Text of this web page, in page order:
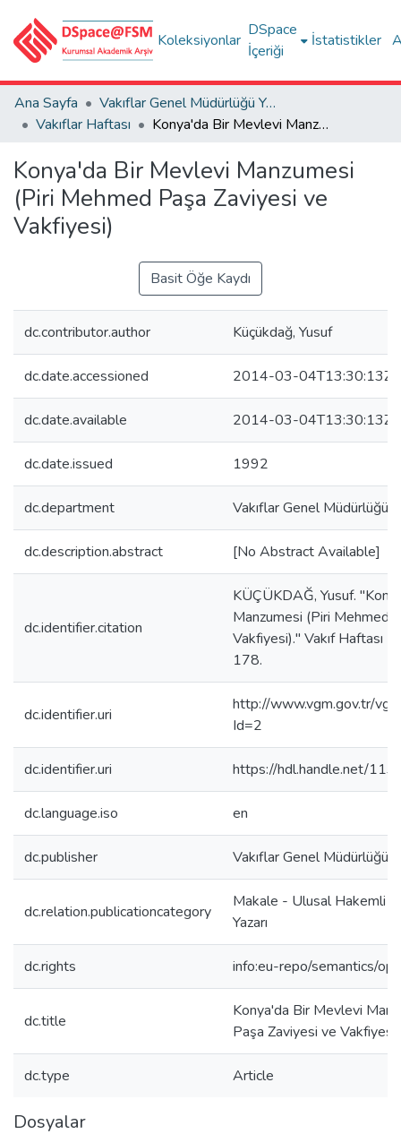
Koleksiyonlar
DSpace
İçeriği
İstatistikler
Ana Sayfa
Vakıflar Genel Müdürlüğü Yayınları
Vakıflar Haftası
Konya'da Bir Mevlevi Manzumesi (Piri Mehmed Paşa Zaviyesi ve Vakfiyesi)
Konya'da Bir Mevlevi Manzumesi
(Piri Mehmed Paşa Zaviyesi ve
Vakfiyesi)
Basit Öğe Kaydı
dc.contributor.author Küçükdağ, Yusuf
dc.date.accessioned 2014-03-04T13:30:13Z
dc.date.available 2014-03-04T13:30:13Z
dc.date.issued 1992
dc.department Vakıflar Genel Müdürlüğü
dc.description.abstract [No Abstract Available]
dc.identifier.citation
KÜÇÜKDAĞ, Yusuf.
Manzumesi (Piri Mehmed
Vakfiyesi)." Vakıf Haftası
178.
dc.identifier.uri
http://www.vgm.gov.tr/
Id=2
dc.identifier.uri https://hdl.handle.net/
dc.language.iso en
dc.publisher Vakıflar Genel Müdürlüğü
dc.relation.publicationcategory
Makale - Ulusal Hakemli
Yazarı
dc.rights info:eu-repo/semantics/
dc.title
Konya'da Bir Mevlevi
Paşa Zaviyesi ve Vakfiyesi)
dc.type Article
Dosyalar